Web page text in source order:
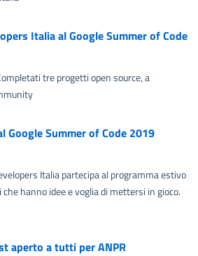
Italia al Google Summer of Code
tre progetti open source, a
Google Summer of Code 2019
Italia partecipa al programma estivo
hanno idee e voglia di mettersi in gioco.
aperto a tutti per ANPR